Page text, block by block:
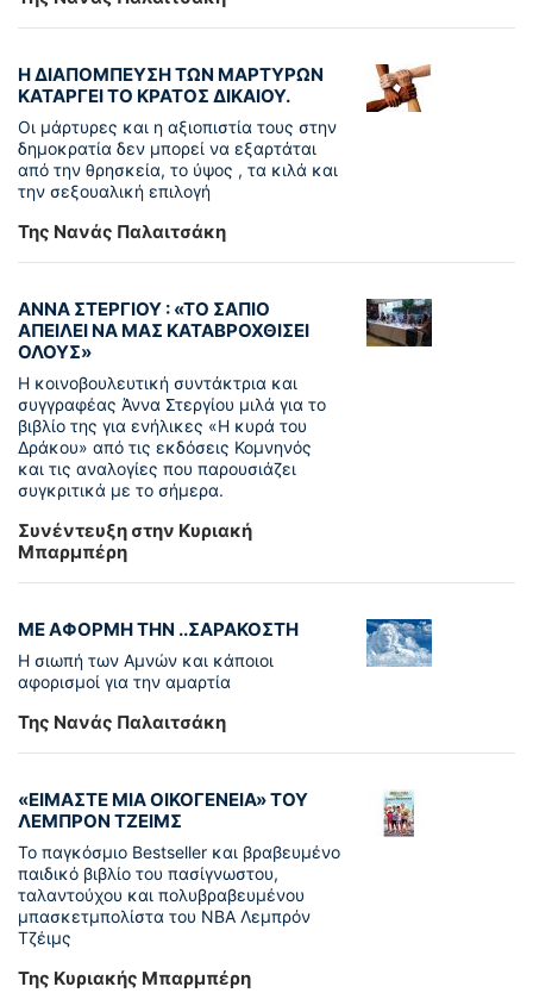
Η ΔΙΑΠΟΜΠΕΥΣΗ ΤΩΝ ΜΑΡΤΥΡΩΝ
ΚΑΤΑΡΓΕΙ ΤΟ ΚΡΑΤΟΣ ΔΙΚΑΙΟΥ.
Οι μάρτυρες και η αξιοπιστία τους στην
δημοκρατία δεν μπορεί να εξαρτάται
από την θρησκεία, το ύψος , τα κιλά και
την σεξουαλική επιλογή
Της Νανάς Παλαιτσάκη
ΑΝΝΑ ΣΤΕΡΓΙΟΥ : «ΤΟ ΣΑΠΙΟ
ΑΠΕΙΛΕΙ ΝΑ ΜΑΣ ΚΑΤΑΒΡΟΧΘΙΣΕΙ
ΟΛΟΥΣ»
Η κοινοβουλευτική συντάκτρια και
συγγραφέας Άννα Στεργίου μιλά για το
βιβλίο της για ενήλικες «Η κυρά του
Δράκου» από τις εκδόσεις Κομνηνός
και τις αναλογίες που παρουσιάζει
συγκριτικά με το σήμερα.
Συνέντευξη στην Κυριακή
Μπαρμπέρη
ΜΕ ΑΦΟΡΜΗ ΤΗΝ ..ΣΑΡΑΚΟΣΤΗ
Η σιωπή των Αμνών και κάποιοι
αφορισμοί για την αμαρτία
Της Νανάς Παλαιτσάκη
«ΕΙΜΑΣΤΕ ΜΙΑ ΟΙΚΟΓΕΝΕΙΑ» ΤΟΥ
ΛΕΜΠΡΟΝ ΤΖΕΙΜΣ
To παγκόσµιο Bestseller και βραβευµένο
παιδικό βιβλίο του πασίγνωστου,
ταλαντούχου και πολυβραβευµένου
µπασκετµπολίστα του NBA Λεµπρόν
Τζέιμς
Της Κυριακής Μπαρμπέρη